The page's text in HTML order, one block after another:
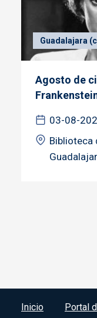
Guadalajara
Agosto de
03-08-
Biblioteca
Menú del
Inicio Portal